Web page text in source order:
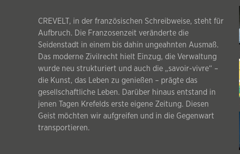
CREVELT, in der französischen Schreibweise, steht für
Aufbruch. Die Franzosenzeit veränderte die
Seidenstadt in einem bis dahin ungeahnten Ausmaß.
Das moderne Zivilrecht hielt Einzug, die Verwaltung
wurde neu strukturiert und auch die „savoir-vivre“ –
die Kunst, das Leben zu genießen – prägte das
gesellschaftliche Leben. Darüber hinaus entstand in
jenen Tagen Krefelds erste eigene Zeitung. Diesen
Geist möchten wir aufgreifen und in die Gegenwart
transportieren.